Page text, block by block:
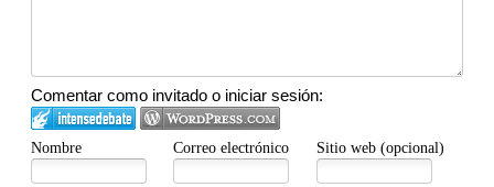
Comentar como invitado o iniciar sesión:
Nombre Correo electrónico Sitio web (opcional)